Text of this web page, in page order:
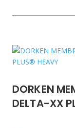
DORKEN
DELTA-XX